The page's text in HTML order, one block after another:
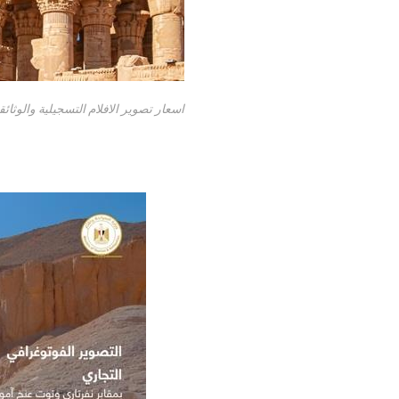
اسعار تصوير الافلام التسجيلية